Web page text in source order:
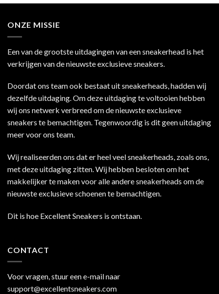
ONZE MISSIE
Een van de grootste uitdagingen van een sneakerhead is het
verkrijgen van de nieuwste exclusieve sneakers.
Doordat ons team ook bestaat uit sneakerheads, hadden wij
dezelfde uitdaging. Om deze uitdaging te voltooien hebben
wij ons netwerk verbreed om de nieuwste exclusieve
sneakers te bemachtigen. Tegenwoordig is dit geen uitdaging
meer voor ons team.
Wij realiseerden ons dat er heel veel sneakerheads, zoals ons,
met deze uitdaging zitten. Wij hebben besloten om het
makkelijker te maken voor alle andere sneakerheads om de
nieuwste exclusieve schoenen te bemachtigen.
Dit is hoe Excellent Sneakers is ontstaan.
CONTACT
Voor vragen, stuur een e-mail naar
support@excellentsneakers.com